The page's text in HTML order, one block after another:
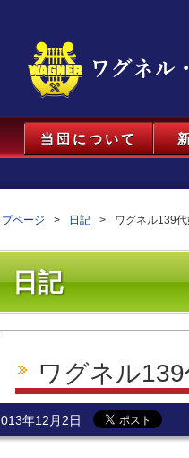
当団について
プページ 日記 ワグネル139
日記
ワグネル
年12月2日